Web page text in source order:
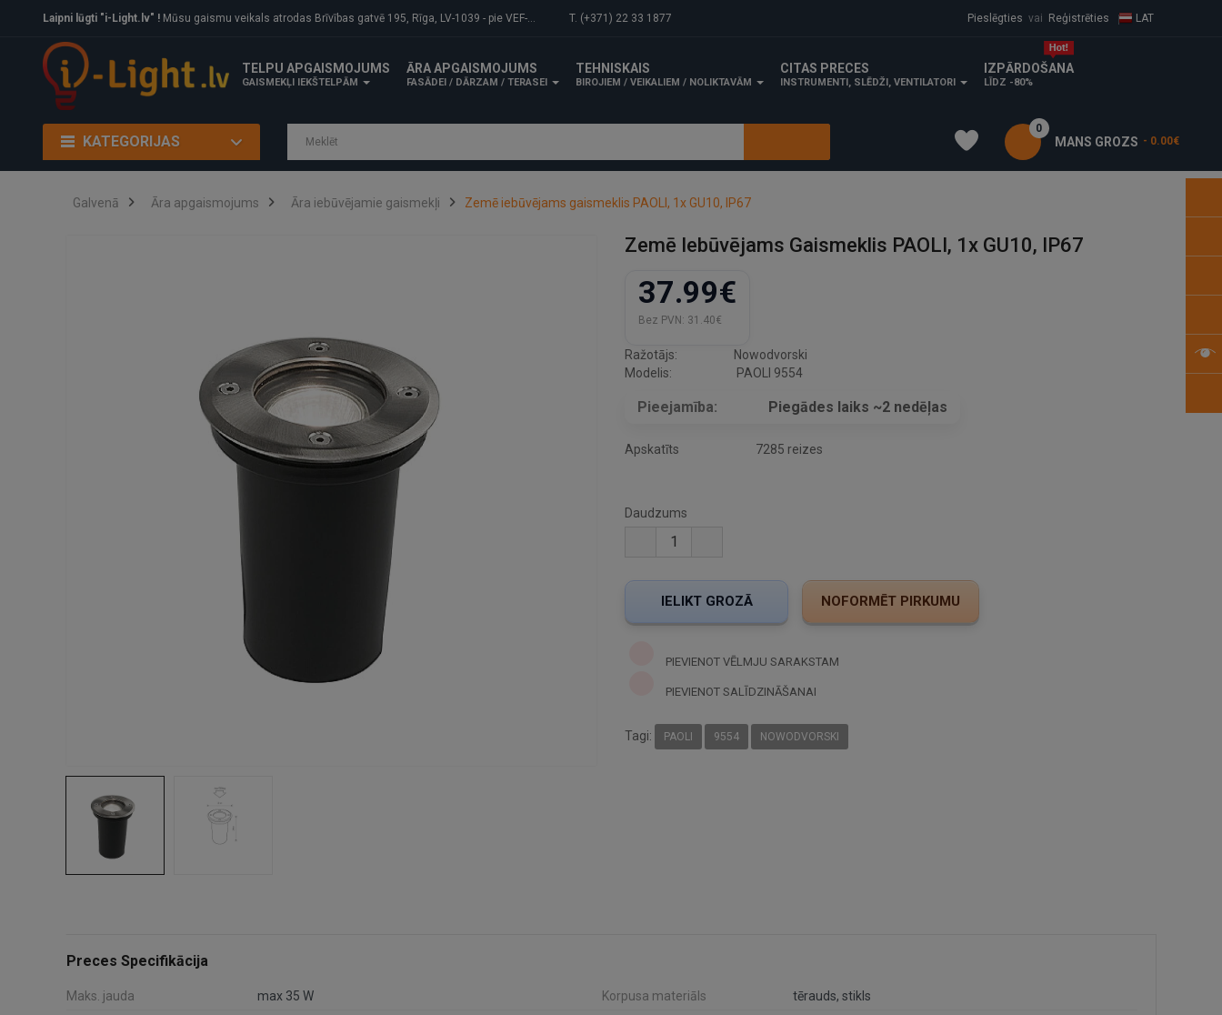
Laipni lūgti "i-Light.lv" ! Mūsu gaismu veikals atrodas Brīvības gatvē 195, Rīga, LV-1039 - pie VEF-Gaisa tilta. T. (+371) 22 33 1877 Pieslēgties vai Reģistrēties LAT
TELPU APGAISMOJUMS
GAISMEKĻI IEKŠTELPĀM
ĀRA APGAISMOJUMS
FASĀDEI / DĀRZAM / TERASEI
TEHNISKAIS
BIROJIEM / VEIKALIEM / NOLIKTAVĀM
CITAS PRECES
INSTRUMENTI, SLĒDŽI, VENTILATORI
IZPĀRDOŠANA
LĪDZ -80%
KATEGORIJAS MANS GROZS
0
- 0.00€
Galvenā Āra apgaismojums Āra iebūvējamie gaismekļi Zemē iebūvējams gaismeklis PAOLI, 1x GU10, IP67
Zemē Iebūvējams Gaismeklis PAOLI, 1x GU10, IP67
37.99€
Bez PVN: 31.40€
Ražotājs:
Nowodvorski
Modelis:
PAOLI 9554
Pieejamība: Piegādes laiks ~2 nedēļas
Apskatīts 7285 reizes
Daudzums
PIEVIENOT VĒLMJU SARAKSTAM
PIEVIENOT SALĪDZINĀŠANAI
Tagi: PAOLI 9554 NOWODVORSKI
Preces Specifikācija
Maks. jauda max 35 W Korpusa materiāls
tērauds, stikls